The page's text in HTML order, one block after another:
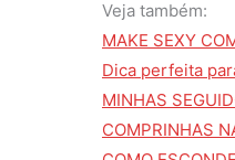
Veja também:
MAKE SEXY
Dica perfeita
MINHAS
COMPRINHAS